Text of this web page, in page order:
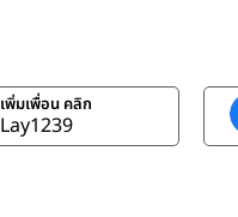
เพิ่มเพื่อน คลิก
Lay1239